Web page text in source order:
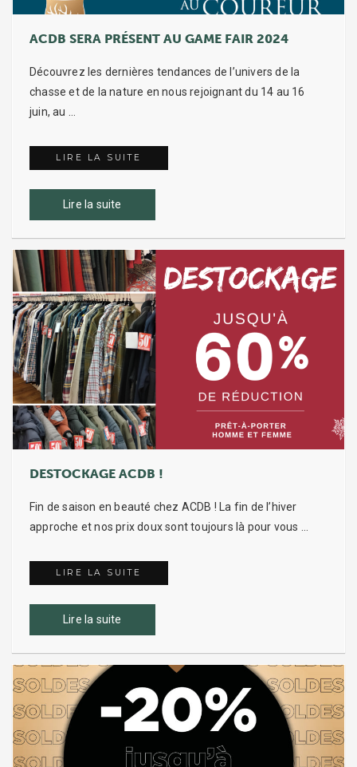
ACDB SERA PRÉSENT AU GAME FAIR 2024
Découvrez les dernières tendances de l’univers de la
chasse et de la nature en nous rejoignant du 14 au 16
juin, au …
LIRE LA SUITE
Lire la suite
DESTOCKAGE ACDB !
Fin de saison en beauté chez ACDB ! La fin de l’hiver
approche et nos prix doux sont toujours là pour vous …
LIRE LA SUITE
Lire la suite